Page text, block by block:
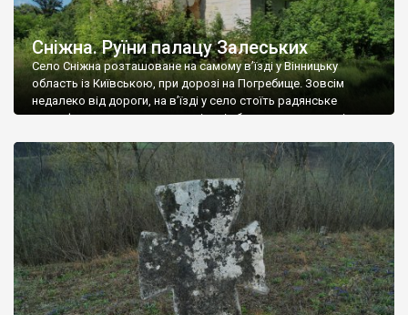
Сніжна. Руїни палацу Залеських
Село Сніжна розташоване на самому в’їзді у Вінницьку
область із Київською, при дорозі на Погребище. Зовсім
недалеко від дороги, на в’їзді у село стоїть радянське
рельєфне пано, яке показує жінку і яблуню, а трохи далі, десь
не видно, але видно дві стареньких колії у траві – […]